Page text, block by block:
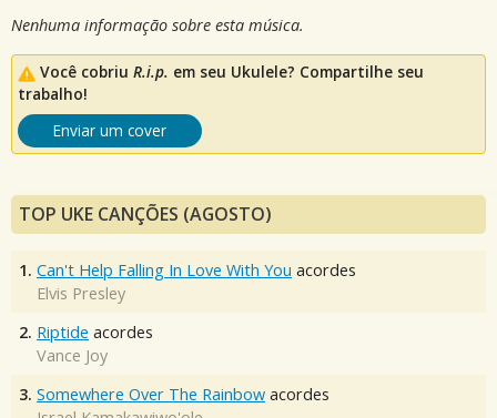
Nenhuma informação sobre esta música.
Você cobriu R.i.p. em seu Ukulele? Compartilhe seu
trabalho!
Enviar um cover
TOP UKE CANÇÕES (AGOSTO)
1. Can't Help Falling In Love With You acordes
Elvis Presley
2. Riptide acordes
Vance Joy
3. Somewhere Over The Rainbow acordes